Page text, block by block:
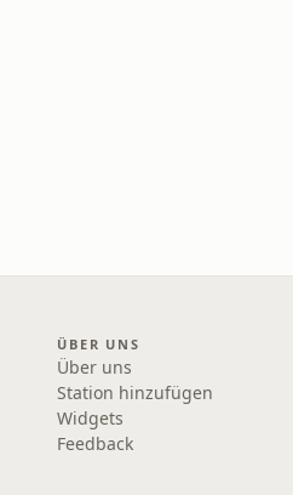
ÜBER UNS
Über uns
Station hinzufügen
Widgets
Feedback